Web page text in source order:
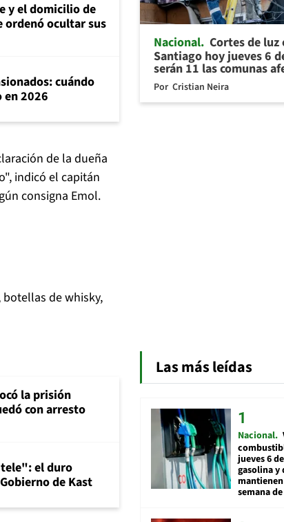
y el domicilio de
ordenó ocultar sus
cuándo
en 2026
de la dueña
indicó el capitán
consigna Emol.
de whisky,
la prisión
con arresto
tele": el duro
de Kast
Nacional Cortes de luz
Santiago hoy jueves 6
serán 11 las comunas
Por Cristian Neira
Las más leídas
Nacional
jueves 6
gasolina y
semana